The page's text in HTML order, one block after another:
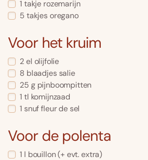
1 takje rozemarijn
5 takjesoregano
Voor het kruim
2el olijfolie
8 blaadjes salie
25 g pijnboompitten
1 tl komijnzaad
1 snuf fleur de sel
Voor de polenta
1 l bouillon(+ evt. extra)